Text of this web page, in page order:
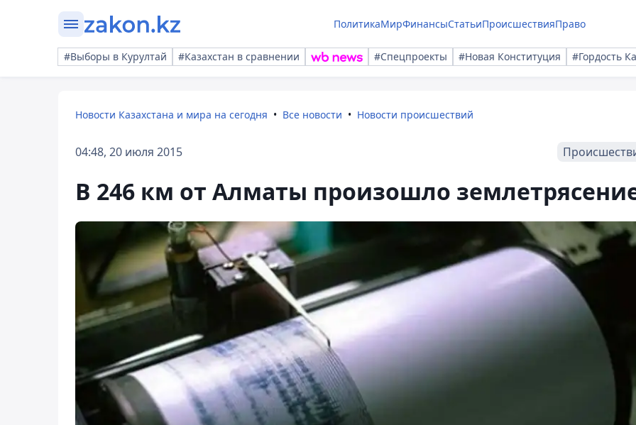
ПолитикаМирФинансыСтатьиПроисшествияПраво
#Выборы в Курултай #Казахстан в сравнении #Спецпроекты #Новая Конституция #Гордость
Новости Казахстана и мира на сегодня Все новости Новости происшествий
04:48, 20 июля 2015
В 246 км от Алматы произошло